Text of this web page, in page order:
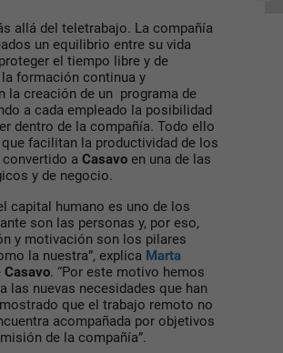
allá del teletrabajo. La compañía
un equilibrio entre su vida
el tiempo libre y de
formación continua y
la creación de un programa de
a cada empleado la posibilidad
dentro de la compañía. Todo ello
facilitan la productividad de los
a Casavo en una de las
y de negocio.
capital humano es uno de los
son las personas y, por eso,
y motivación son los pilares
la nuestra”, explica Marta
Casavo. “Por este motivo hemos
las nuevas necesidades que han
que el trabajo remoto no
acompañada por objetivos
de la compañía”.